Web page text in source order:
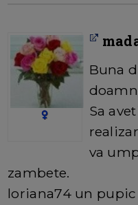
Buna
Sa
va
zambete.
loriana74 un